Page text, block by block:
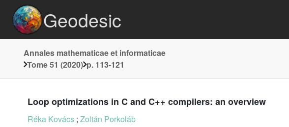
Geodesic
Annales mathematicae et informaticae
Tome 51 (2020) p. 113-121
Loop optimizations in C and C++ compilers: an overview
Réka Kovács ; Zoltán Porkoláb